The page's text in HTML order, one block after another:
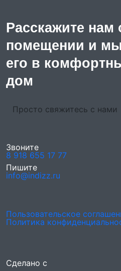
Расскажите
помещении и
его в
дом
Просто свяжитесь с нами
Звоните
8 918 655 17 77
Пишите
info@indizz.ru
Пользовательское
Политика
Сделано с